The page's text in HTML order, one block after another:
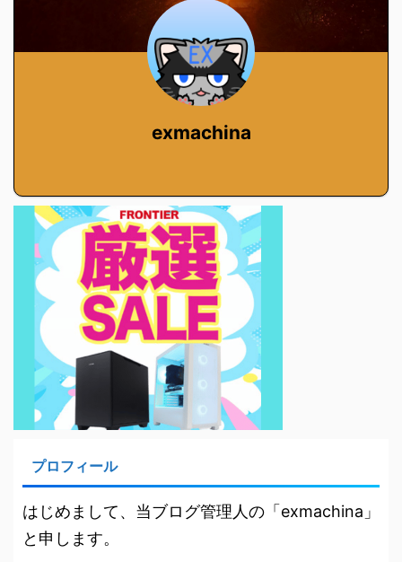
exmachina
プロフィール
はじめまして、当ブログ管理人の「exmachina」
と申します。